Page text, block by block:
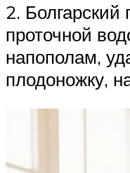
2.
проточной
напополам,
плодоножку,